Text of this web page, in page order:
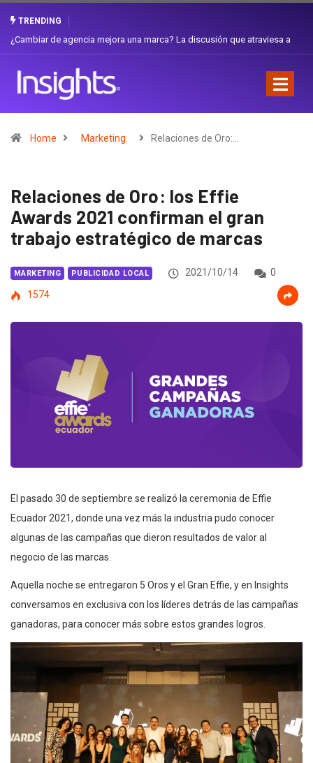
TRENDING
¿Cambiar de agencia mejora una marca? La discusión que atraviesa a
Home Marketing Relaciones de Oro:…
Relaciones de Oro: los Effie
Awards 2021 confirman el gran
trabajo estratégico de marcas
MARKETING PUBLICIDAD LOCAL 2021/10/14
0
1574
El pasado 30 de septiembre se realizó la ceremonia de Effie
Ecuador 2021, donde una vez más la industria pudo conocer
algunas de las campañas que dieron resultados de valor al
negocio de las marcas.
Aquella noche se entregaron 5 Oros y el Gran Effie, y en Insights
conversamos en exclusiva con los líderes detrás de las campañas
ganadoras, para conocer más sobre estos grandes logros.